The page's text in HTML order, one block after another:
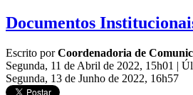
Documentos
Escrito porCoordenadoria de
Segunda, 11 de Abril de 2022, 15h01 |
Segunda, 13 de Junho de 2022, 16h57